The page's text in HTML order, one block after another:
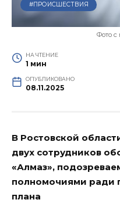
#ПРОИСШЕСТВИЯ
Фото с
НА ЧТЕНИЕ
1 мин
ОПУБЛИКОВАНО
08.11.2025
В Ростовской
двух сотрудников
«Алмаз»,
полномочиями ради
плана